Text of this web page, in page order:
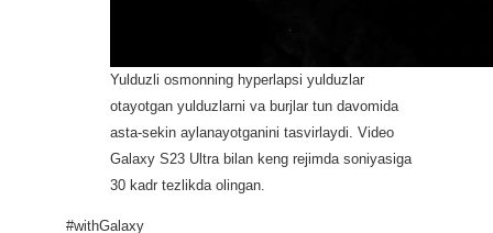
Yulduzli osmonning hyperlapsi yulduzlar
otayotgan yulduzlarni va burjlar tun davomida
asta-sekin aylanayotganini tasvirlaydi. Video
Galaxy S23 Ultra bilan keng rejimda soniyasiga
30 kadr tezlikda olingan.
#withGalaxy